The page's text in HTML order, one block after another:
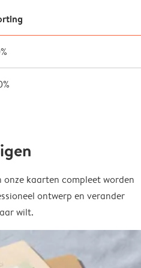
onze kaarten compleet worden
ontwerp en verander
wilt.